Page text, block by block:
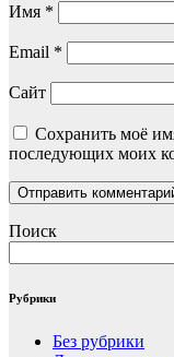
Имя *
Email *
Сайт
Сохранить моё
последующих моих
Поиск
Рубрики
Без рубрики